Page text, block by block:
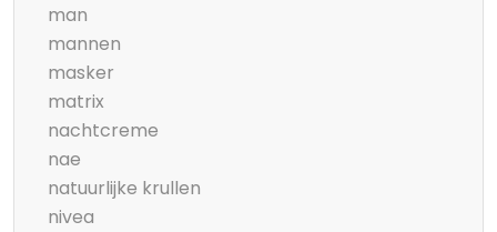
man
mannen
masker
matrix
nachtcreme
nae
natuurlijke krullen
nivea